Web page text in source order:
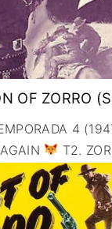
OF ZORRO
4
T2.